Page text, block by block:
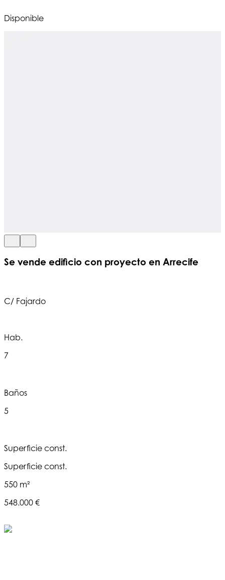
Disponible
Se vende edificio con proyecto en Arrecife
C/ Fajardo
Hab.
7
Baños
5
Superficie const.
Superficie const.
550 m²
548.000 €